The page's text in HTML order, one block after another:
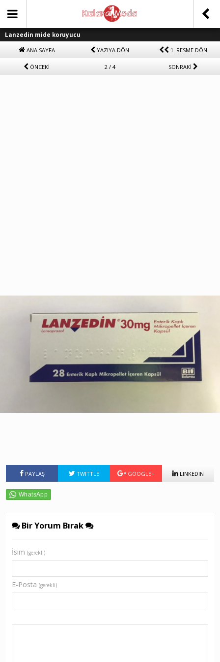
Lanzedin mide koruyucu
ANA SAYFA YAZIYA DÖN 1. RESME DÖN
ÖNCEKİ 2 / 4 SONRAKİ
PAYLAŞ TWITTLE GOOGLE+ LINKEDIN
Bir Yorum Bırak
İsim (gerekli)
E-Posta (gerekli)